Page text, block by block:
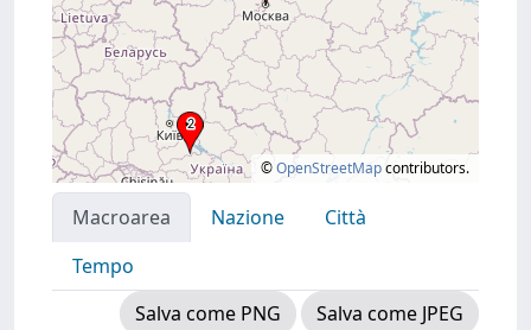
©OpenStreetMapcontributors.
Macroarea Nazione
Città
Tempo
Salva come PNG
Salva come JPEG